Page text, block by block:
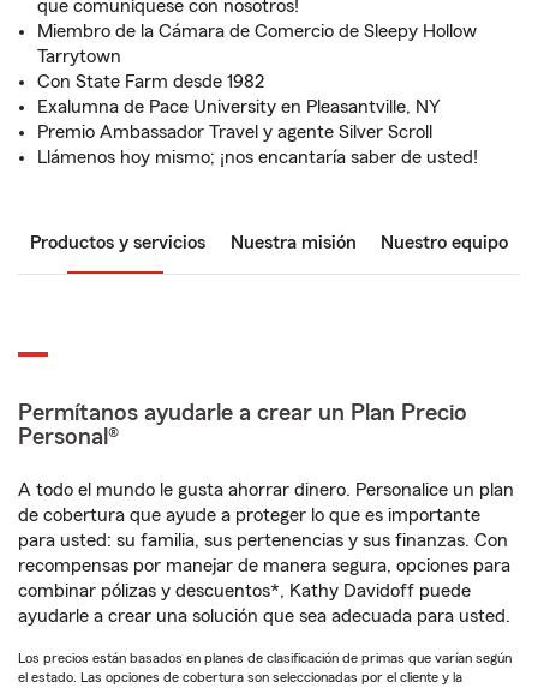
que comuníquese con nosotros!
Miembro de la Cámara de Comercio de Sleepy Hollow
Tarrytown
Con State Farm desde 1982
Exalumna de Pace University en Pleasantville, NY
Premio Ambassador Travel y agente Silver Scroll
Llámenos hoy mismo; ¡nos encantaría saber de usted!
Productos y servicios Nuestra misión Nuestro equipo
Permítanos ayudarle a crear un Plan Precio
Personal®
A todo el mundo le gusta ahorrar dinero. Personalice un plan
de cobertura que ayude a proteger lo que es importante
para usted: su familia, sus pertenencias y sus finanzas. Con
recompensas por manejar de manera segura, opciones para
combinar pólizas y descuentos*, Kathy Davidoff puede
ayudarle a crear una solución que sea adecuada para usted.
Los precios están basados en planes de clasificación de primas que varían según
el estado. Las opciones de cobertura son seleccionadas por el cliente y la